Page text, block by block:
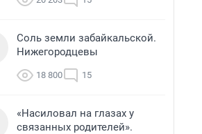
Соль земли забайкальской.
Нижегородцевы
18 800 15
«Насиловал на глазах у
связанных родителей».